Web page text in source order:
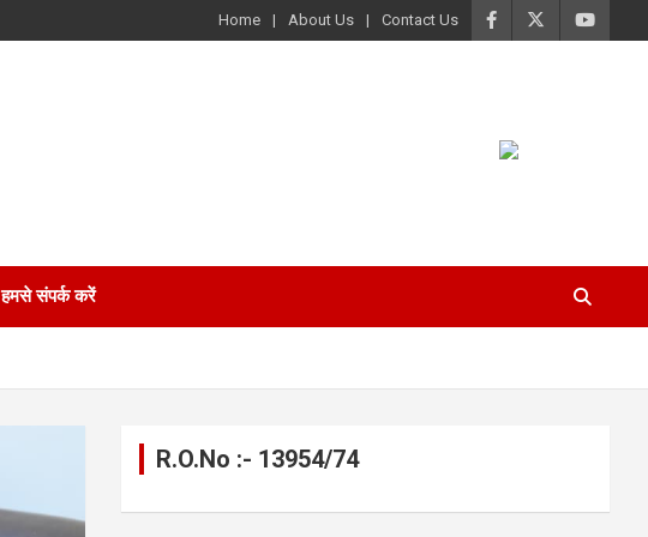
Home About Us Contact Us
हमसे संपर्क करें
R.O.No :- 13954/74